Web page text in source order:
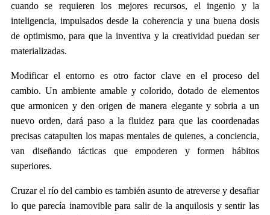
cuando se requieren los mejores recursos, el ingenio y la
inteligencia, impulsados desde la coherencia y una buena dosis
de optimismo, para que la inventiva y la creatividad puedan ser
materializadas.
Modificar el entorno es otro factor clave en el proceso del
cambio. Un ambiente amable y colorido, dotado de elementos
que armonicen y den origen de manera elegante y sobria a un
nuevo orden, dará paso a la fluidez para que las coordenadas
precisas catapulten los mapas mentales de quienes, a conciencia,
van diseñando tácticas que empoderen y formen hábitos
superiores.
Cruzar el río del cambio es también asunto de atreverse y desafiar
lo que parecía inamovible para salir de la anquilosis y sentir las